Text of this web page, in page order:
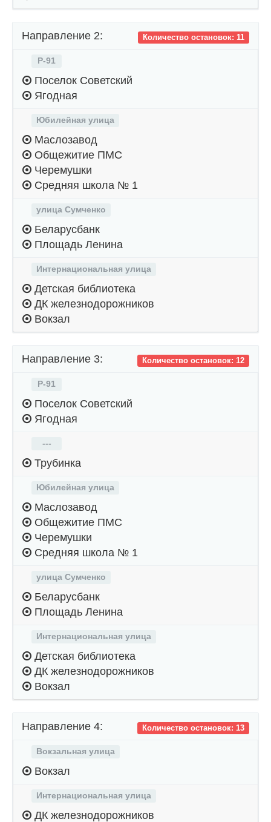
Количество остановок: 11
Направление 2:
Р-91
Поселок Советский
Ягодная
Юбилейная улица
Маслозавод
Общежитие ПМС
Черемушки
Средняя школа № 1
улица Сумченко
Беларусбанк
Площадь Ленина
Интернациональная улица
Детская библиотека
ДК железнодорожников
Вокзал
Количество остановок: 12
Направление 3:
Р-91
Поселок Советский
Ягодная
---
Трубинка
Юбилейная улица
Маслозавод
Общежитие ПМС
Черемушки
Средняя школа № 1
улица Сумченко
Беларусбанк
Площадь Ленина
Интернациональная улица
Детская библиотека
ДК железнодорожников
Вокзал
Количество остановок: 13
Направление 4:
Вокзальная улица
Вокзал
Интернациональная улица
ДК железнодорожников